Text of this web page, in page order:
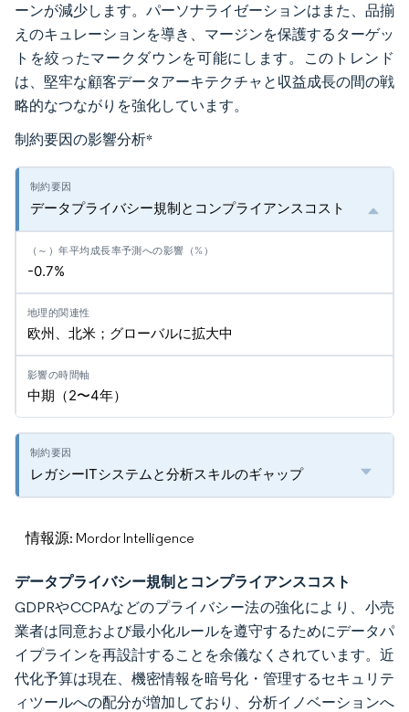
ーンが減少します。パーソナライゼーションはまた、品揃
えのキュレーションを導き、マージンを保護するターゲッ
トを絞ったマークダウンを可能にします。このトレンド
は、堅牢な顧客データアーキテクチャと収益成長の間の戦
略的なつながりを強化しています。
制約要因の影響分析*
データプライバシー規制とコンプライアンスコスト
-0.7%
欧州、北米；グローバルに拡大中
中期（2〜4年）
レガシーITシステムと分析スキルのギャップ
情報源: Mordor Intelligence
データプライバシー規制とコンプライアンスコスト
GDPRやCCPAなどのプライバシー法の強化により、小売
業者は同意および最小化ルールを遵守するためにデータパ
イプラインを再設計することを余儀なくされています。近
代化予算は現在、機密情報を暗号化・管理するセキュリテ
ィツールへの配分が増加しており、分析イノベーションへ